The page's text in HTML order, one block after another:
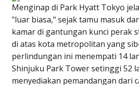
Menginap di Park Hyatt Tokyo
"luar biasa," sejak tamu masuk
kamar di gantungan kunci perak
di atas kota metropolitan yang
perlindungan ini menempati 14
Shinjuku Park Tower setinggi 52
menyediakan pemandangan dari